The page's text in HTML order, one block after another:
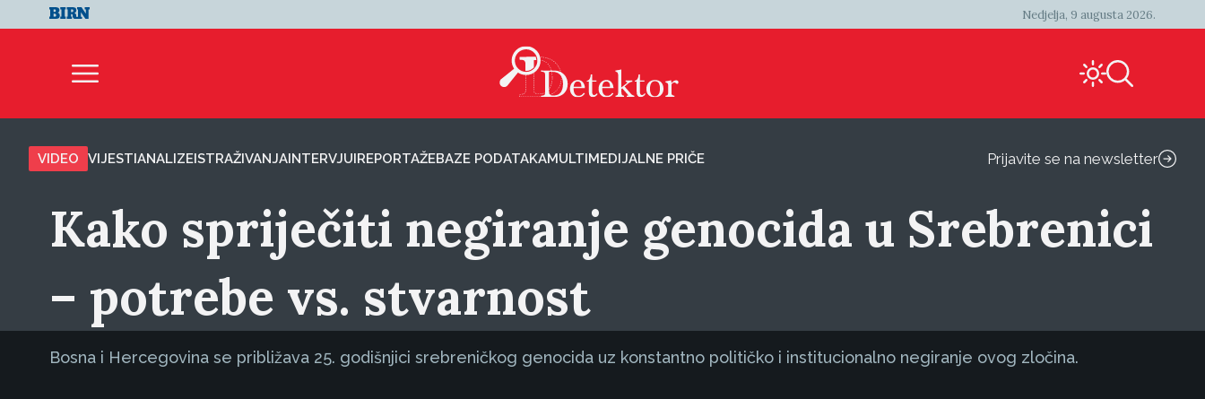
Nedjelja, 9 augusta 2026.
VIDEO VIJESTIANALIZEISTRAŽIVANJAINTERVJUIREPORTAŽEBAZE PODATAKAMULTIMEDIJALNE PRIČE Prijavite se na newsletter
Kako spriječiti negiranje genocida u Srebrenici
– potrebe vs. stvarnost
Bosna i Hercegovina se približava 25. godišnjici srebreničkog genocida uz konstantno političko i institucionalno negiranje ovog zločina.